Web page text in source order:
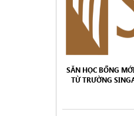
SĂN HỌC BỔNG
TỪ TRƯỜNG